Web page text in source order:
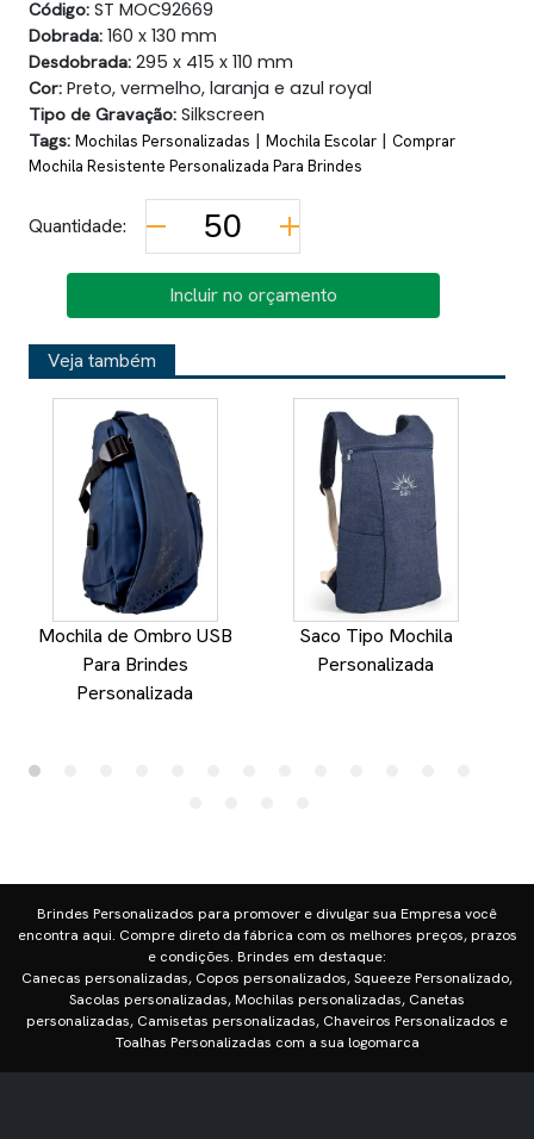
Código: ST MOC92669
Dobrada: 160 x 130 mm
Desdobrada: 295 x 415 x 110 mm
Cor: Preto, vermelho, laranja e azul royal
Tipo de Gravação: Silkscreen
Tags: Mochilas Personalizadas | Mochila Escolar | Comprar
Mochila Resistente Personalizada Para Brindes
Quantidade:
Incluir no orçamento
Veja também
Mochila de Ombro USB
Para Brindes
Personalizada
Saco Tipo Mochila
Personalizada
Brindes Personalizados para promover e divulgar sua Empresa você
encontra aqui. Compre direto da fábrica com os melhores preços, prazos
e condições. Brindes em destaque:
Canecas personalizadas, Copos personalizados, Squeeze Personalizado,
Sacolas personalizadas, Mochilas personalizadas, Canetas
personalizadas, Camisetas personalizadas, Chaveiros Personalizados e
Toalhas Personalizadas com a sua logomarca